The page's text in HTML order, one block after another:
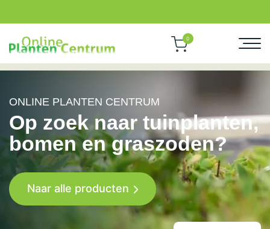
0
ONLINE PLANTEN CENTRUM
Op zoek naar tuinplanten,
bomen en graszoden?
Naar alle producten